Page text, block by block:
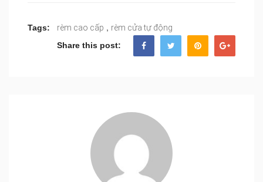
Tags: rèm cao cấp , rèm cửa tự động
Share this post: